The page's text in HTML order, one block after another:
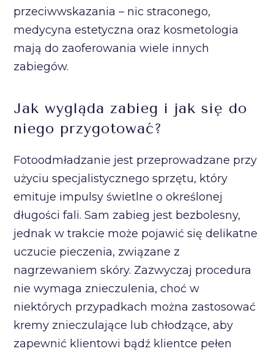
przeciwwskazania – nic straconego,
medycyna estetyczna oraz kosmetologia
mają do zaoferowania wiele innych
zabiegów.
Jak wygląda zabieg i jak się do
niego przygotować?
Fotoodmładzanie jest przeprowadzane przy
użyciu specjalistycznego sprzętu, który
emituje impulsy świetlne o określonej
długości fali. Sam zabieg jest bezbolesny,
jednak w trakcie może pojawić się delikatne
uczucie pieczenia, związane z
nagrzewaniem skóry. Zazwyczaj procedura
nie wymaga znieczulenia, choć w
niektórych przypadkach można zastosować
kremy znieczulające lub chłodzące, aby
zapewnić klientowi bądź klientce pełen